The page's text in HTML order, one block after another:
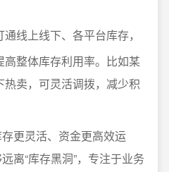
通线上线下、各平台库存，
整体库存利用率。比如某
卖，可灵活调拨，减少积
更灵活、资金更高效运
离“库存黑洞”，专注于业务